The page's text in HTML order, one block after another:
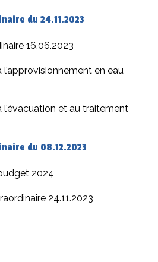
du 24.11.2023
16.06.2023
en eau
et au traitement
du 08.12.2023
2024
24.11.2023